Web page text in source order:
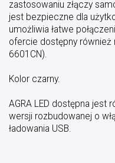
zastosowaniu złączy
jest bezpieczne dla
umożliwia łatwe
ofercie dostępny również
6601CN).
Kolor czarny.
AGRA LED dostępna jest
wersji rozbudowanej o
ładowania USB.